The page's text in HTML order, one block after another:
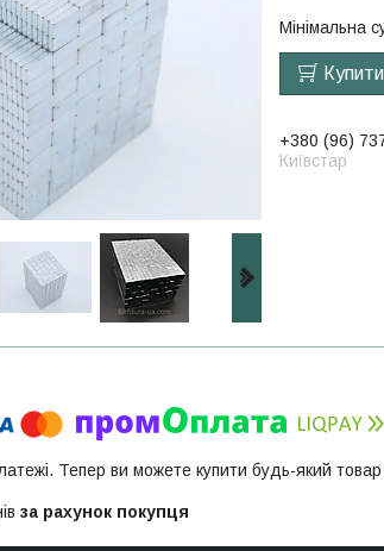
Мінімальна
Купити
+380 (96)
Київстар
Тепер ви можете купити будь-який
за рахунок покупця